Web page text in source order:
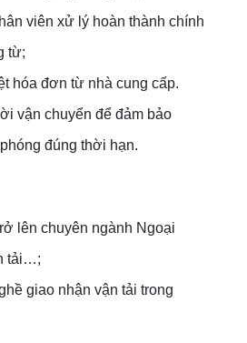
viên xử lý hoàn thành chính
từ;
hóa đơn từ nhà cung cấp.
vận chuyển để đảm bảo
đúng thời hạn.
lên chuyên ngành Ngoại
tải…;
giao nhận vận tải trong